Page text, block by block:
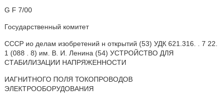
G F 7/00
Государственный комитет
СССР ио делам изобретений н открытий (53) УДК 621.316. . 7 22.
1 (088 . 8) им. В. И. Ленина (54) УСТРОЙСТВО ДЛЯ
СТАБИЛИЗАЦИИ НАПРЯЖЕННОСТИ
ИАГНИТНОГО ПОЛЯ ТОКОПРОВОДОВ
ЭЛЕКТРООБОРУДОВАНИЯ